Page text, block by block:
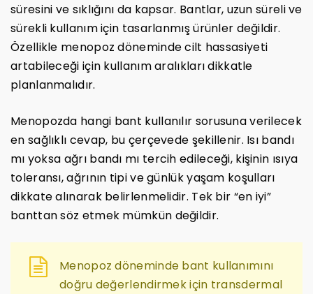
süresini ve sıklığını da kapsar. Bantlar, uzun süreli ve
sürekli kullanım için tasarlanmış ürünler değildir.
Özellikle menopoz döneminde cilt hassasiyeti
artabileceği için kullanım aralıkları dikkatle
planlanmalıdır.
Menopozda hangi bant kullanılır sorusuna verilecek
en sağlıklı cevap, bu çerçevede şekillenir. Isı bandı
mı yoksa ağrı bandı mı tercih edileceği, kişinin ısıya
toleransı, ağrının tipi ve günlük yaşam koşulları
dikkate alınarak belirlenmelidir. Tek bir “en iyi”
banttan söz etmek mümkün değildir.
Menopoz döneminde bant kullanımını
doğru değerlendirmek için transdermal